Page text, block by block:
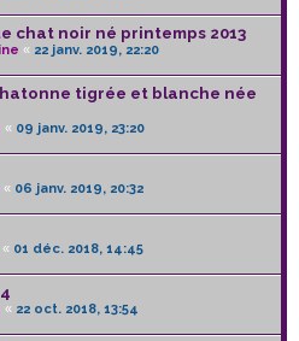
chat noir né printemps 2013
« 22 janv. 2019, 22:20
tigrée et blanche née
« 09 janv. 2019, 23:20
« 06 janv. 2019, 20:32
« 01 déc. 2018, 14:45
« 22 oct. 2018, 13:54